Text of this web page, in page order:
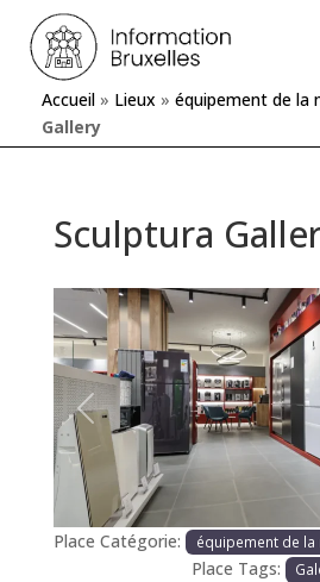
Accueil » Lieux » équipement de la
Gallery
Sculptura
Précédente
Place Catégorie: équipement de la
Place Tags: